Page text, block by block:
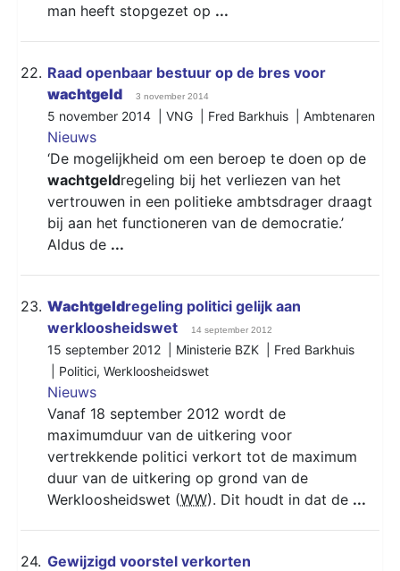
man heeft stopgezet op ...
22. Raad openbaar bestuur op de bres voor
wachtgeld
3 november 2014
5 november 2014 | VNG | Fred Barkhuis | Ambtenaren
Nieuws
‘De mogelijkheid om een beroep te doen op de
wachtgeldregeling bij het verliezen van het
vertrouwen in een politieke ambtsdrager draagt
bij aan het functioneren van de democratie.’
Aldus de ...
23. Wachtgeldregeling politici gelijk aan
werkloosheidswet
14 september 2012
15 september 2012 | Ministerie BZK | Fred Barkhuis
Politici, Werkloosheidswet
Nieuws
Vanaf 18 september 2012 wordt de
maximumduur van de uitkering voor
vertrekkende politici verkort tot de maximum
duur van de uitkering op grond van de
Werkloosheidswet (WW). Dit houdt in dat de ...
24. Gewijzigd voorstel verkorten